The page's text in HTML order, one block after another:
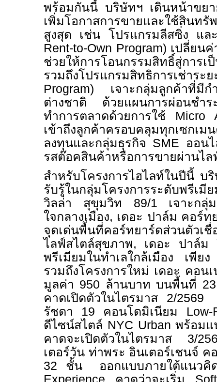
พร้อมกันนี้ บริษัทฯ เดินหน้าขยา
เพิ่มโอกาสการขายและใช้สินทรั
สูงสุด เช่น โปรแกรมลีสซิ่ง แล
Rent-to-Own Program) เปลี่ยนค่
ช่วยให้การโอนกรรมสิทธิ์สู่การเ
รวมถึงโปรแกรมสิทธิการเช่า
Program) เจาะกลุ่มลูกค้าที่มีก
ต่างชาติ ด้วยแผนการผ่อนชำ
ทำการตลาดด้วยการใช้ Micro
เข้าถึงลูกค้าครอบคลุมทุกเซกเม
ลงทุนและกลุ่มธุรกิจ SME ออน
รสต๊อคสินค้าหรือการขายผ่านไล
สำหรับโครงการไฮไลท์ในปีนี้ บ
รับรู้ในกลุ่มโครงการระดับพรีเ
วิลล่า สุขุมวิท 89/1 เจาะกลุ่ม
ใจกลางเมือง, เดอะ ปาล์ม คอร์
จุดเด่นพื้นที่คอร์ทยาร์ดส่วนตัวเชื่
ไลฟ์สไตล์สุขภาพ, เดอะ ปาล์
พรีเมียมในทำเลใกล้เมือง เพีย
รวมถึงโครงการใหม่ เดอะ คอ
มูลค่า 950 ล้านบาท บนพื้นที่
คาดเปิดตัวในไตรมาส 2/2569
รัชดา 19
คอนโดมิเนียม
ดีไซน์สไตล์ NYC Urbanพร้อม
คาดจะเปิดตัวในไตรมาส 3/
เตอร์วัน ท่าพระ อินเตอร์เชนจ์ ค
32 ชั้น ออกแบบภายใต้แนวคิ
Experience คาดว่าจะเริ่ม